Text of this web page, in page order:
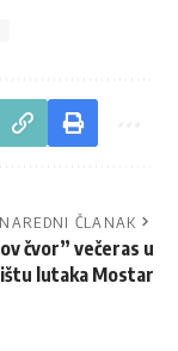
NAREDNI ČLANAK
čvor” večeras u
lutaka Mostar